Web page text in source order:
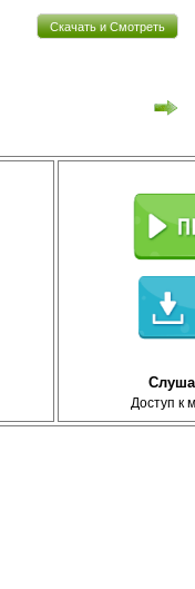
Скачать и Смотреть
Доступ к